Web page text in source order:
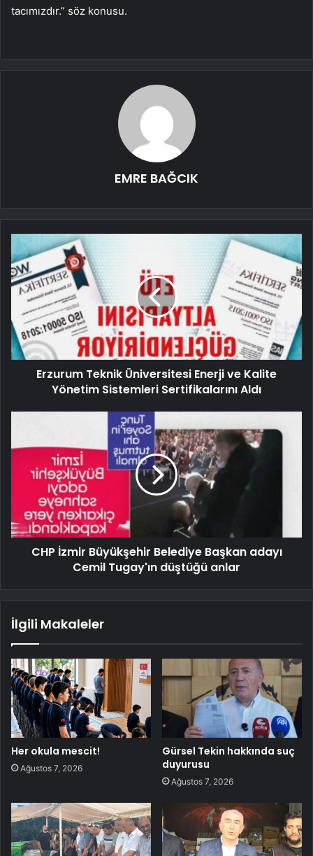
tacımızdır.” söz konusu.
EMRE BAĞCIK
Erzurum Teknik Üniversitesi Enerji ve Kalite
Yönetim Sistemleri Sertifikalarını Aldı
CHP İzmir Büyükşehir Belediye Başkan adayı
Cemil Tugay'ın düştüğü anlar
İlgili Makaleler
Her okula mescit!
Ağustos 7, 2026
Gürsel Tekin hakkında suç
duyurusu
Ağustos 7, 2026